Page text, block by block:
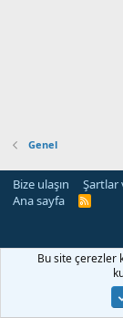
Genel
Bize ulaşın Şartlar
Ana sayfa
R
Bu site çerezler